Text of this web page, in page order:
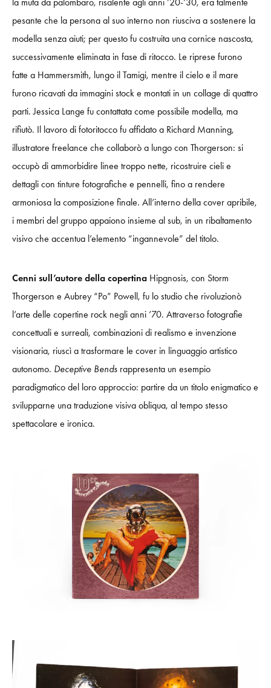
pesante che la persona al suo interno non riusciva a sostenere la
modella senza aiuti; per questo fu costruita una cornice nascosta,
successivamente eliminata in fase di ritocco. Le riprese furono
fatte a Hammersmith, lungo il Tamigi, mentre il cielo e il mare
furono ricavati da immagini stock e montati in un collage di quattro
parti. Jessica Lange fu contattata come possibile modella, ma
rifiutò. Il lavoro di fotoritocco fu affidato a Richard Manning,
illustratore freelance che collaborò a lungo con Thorgerson: si
occupò di ammorbidire linee troppo nette, ricostruire cieli e
dettagli con tinture fotografiche e pennelli, fino a rendere
armoniosa la composizione finale. All’interno della cover apribile,
i membri del gruppo appaiono insieme al sub, in un ribaltamento
visivo che accentua l’elemento “ingannevole” del titolo.
Cenni sull’autore della copertina Hipgnosis, con Storm
Thorgerson e Aubrey “Po” Powell, fu lo studio che rivoluzionò
l’arte delle copertine rock negli anni ’70. Attraverso fotografie
concettuali e surreali, combinazioni di realismo e invenzione
visionaria, riuscì a trasformare le cover in linguaggio artistico
autonomo. Deceptive Bends rappresenta un esempio
paradigmatico del loro approccio: partire da un titolo enigmatico e
svilupparne una traduzione visiva obliqua, al tempo stesso
spettacolare e ironica.